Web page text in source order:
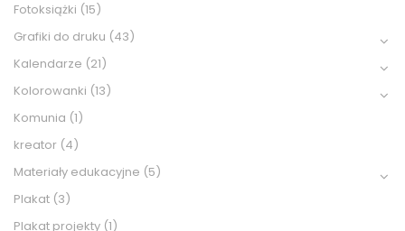
Fotoksiążki (15)
Grafiki do druku (43)
Kalendarze (21)
Kolorowanki (13)
Komunia (1)
kreator (4)
Materiały edukacyjne (5)
Plakat (3)
Plakat projekty (1)